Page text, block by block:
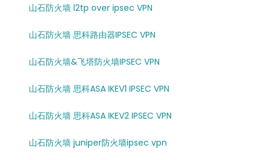
山石防火墙 l2tp over ipsec VPN
山石防火墙 思科路由器IPSEC VPN
山石防火墙&飞塔防火墙IPSEC VPN
山石防火墙 思科ASA IKEV1 IPSEC VPN
山石防火墙 思科ASA IKEV2 IPSEC VPN
山石防火墙 juniper防火墙ipsec vpn